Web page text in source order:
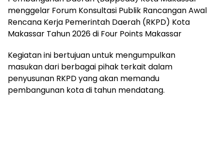
menggelar Forum Konsultasi Publik Rancangan Awal
Rencana Kerja Pemerintah Daerah (RKPD) Kota
Makassar Tahun 2026 di Four Points Makassar
Kegiatan ini bertujuan untuk mengumpulkan
masukan dari berbagai pihak terkait dalam
penyusunan RKPD yang akan memandu
pembangunan kota di tahun mendatang.